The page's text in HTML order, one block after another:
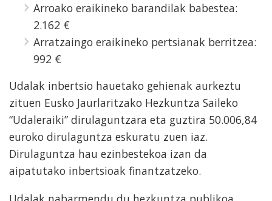
Arroako eraikineko barandilak babestea:
2.162 €
Arratzaingo eraikineko pertsianak berritzea:
992 €
Udalak inbertsio hauetako gehienak aurkeztu
zituen Eusko Jaurlaritzako Hezkuntza Saileko
“Udaleraiki” dirulaguntzara eta guztira 50.006,84
euroko dirulaguntza eskuratu zuen iaz.
Dirulaguntza hau ezinbestekoa izan da
aipatutako inbertsioak finantzatzeko.